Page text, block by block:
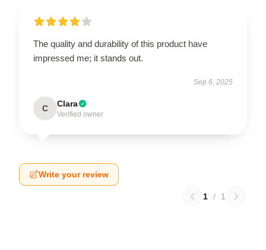
The quality and durability of this product have
impressed me; it stands out.
Sep 6, 2025
C Clara
Verified owner
Write your review
1 / 1